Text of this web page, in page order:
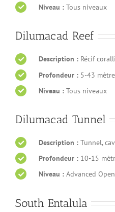
Niveau : Tous niveaux
Dilumacad Reef
Description : Récif
Profondeur : 5-43
Niveau : Tous niveaux
Dilumacad Tunnel
Description :Tunnel,
Profondeur : 10-15
Niveau : Advanced
South Entalula